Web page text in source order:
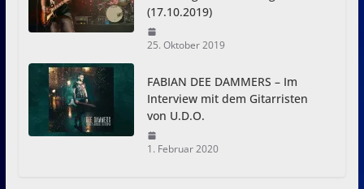
(17.10.2019)
25. Oktober 2019
FABIAN DEE DAMMERS – Im
Interview mit dem Gitarristen
von U.D.O.
1. Februar 2020